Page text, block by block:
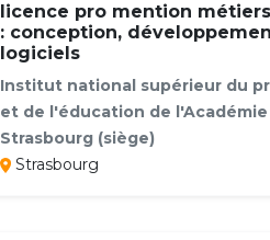
licence pro mention
: conception,
logiciels
Institut national supérieur du
et de l'éducation de l'Académie
Strasbourg (siège)
Strasbourg